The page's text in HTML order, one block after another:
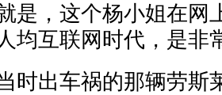
，这个杨小姐在网
均互联网时代，是非
时出车祸的那辆劳斯